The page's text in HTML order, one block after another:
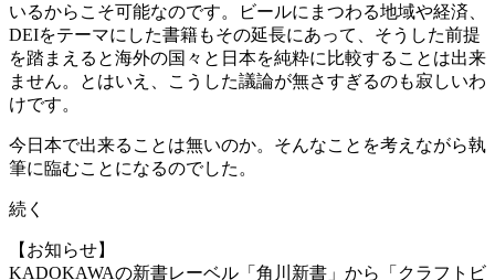
いるからこそ可能なのです。ビールにまつわる地域や経済、
DEIをテーマにした書籍もその延長にあって、そうした前提
を踏まえると海外の国々と日本を純粋に比較することは出来
ません。とはいえ、こうした議論が無さすぎるのも寂しいわ
けです。
今日本で出来ることは無いのか。そんなことを考えながら執
筆に臨むことになるのでした。
続く
【お知らせ】
KADOKAWAの新書レーベル「角川新書」から「クラフトビ